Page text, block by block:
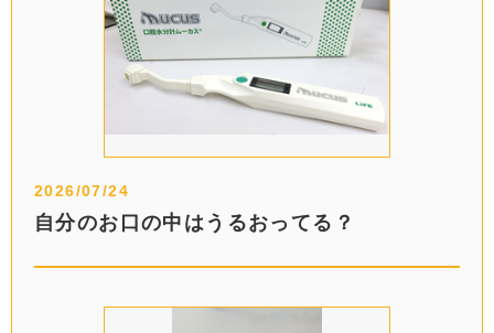
2026/07/24
自分のお口の中はうるおってる？